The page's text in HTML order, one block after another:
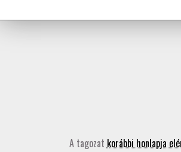
A tagozat korábbi honlapja